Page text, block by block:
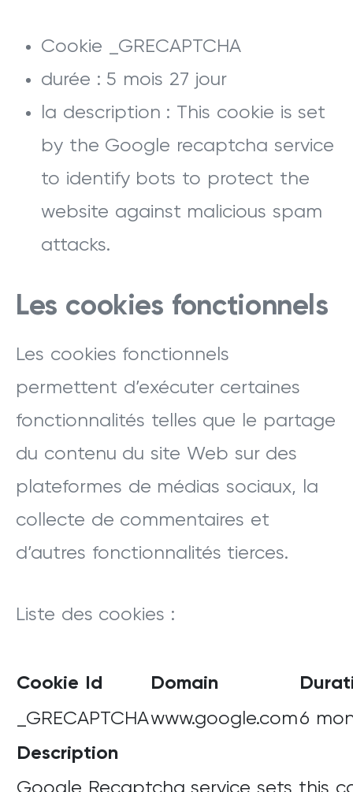
Cookie _GRECAPTCHA
durée : 5 mois 27 jour
la description : This cookie is set
by the Google recaptcha service
to identify bots to protect the
website against malicious spam
attacks.
Les cookies fonctionnels
Les cookies fonctionnels
permettent d’exécuter certaines
fonctionnalités telles que le partage
du contenu du site Web sur des
plateformes de médias sociaux, la
collecte de commentaires et
d’autres fonctionnalités tierces.
Liste des cookies :
Cookie Id Domain
_GRECAPTCHAwww.google.com6
Description
Google Recaptcha service sets this